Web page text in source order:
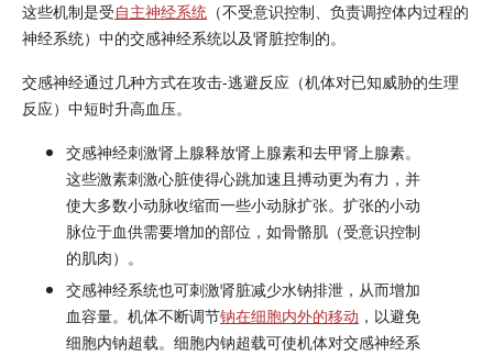
这些机制是受自主神经系统 （不受意识控制、负责调控体内过程的
神经系统）中的交感神经系统以及肾脏控制的。
交感神经通过几种方式在攻击-逃避反应（机体对已知威胁的生理
反应）中短时升高血压。
交感神经刺激肾上腺释放肾上腺素和去甲肾上腺素。
这些激素刺激心脏使得心跳加速且搏动更为有力，并
使大多数小动脉收缩而一些小动脉扩张。扩张的小动
脉位于血供需要增加的部位，如骨骼肌（受意识控制
的肌肉）。
交感神经系统也可刺激肾脏减少水钠排泄，从而增加
血容量。机体不断调节钠在细胞内外的移动 ，以避免
细胞内钠超载。细胞内钠超载可使机体对交感神经系